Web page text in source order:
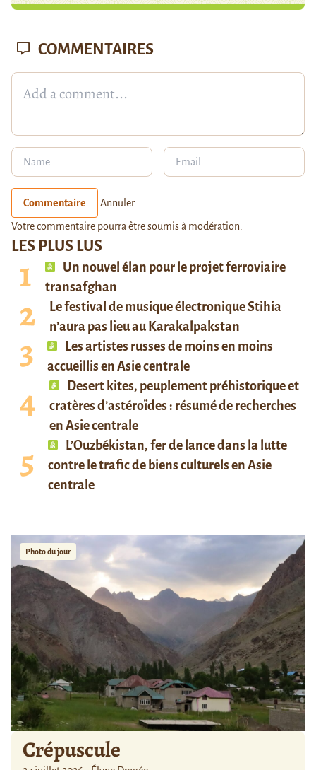
LES PLUS LUS
Un nouvel élan pour le projet ferroviaire
transafghan
Le festival de musique électronique Stihia
n’aura pas lieu au Karakalpakstan
Les artistes russes de moins en moins
accueillis en Asie centrale
Desert kites, peuplement préhistorique et
cratères d’astéroïdes : résumé de recherches
en Asie centrale
L’Ouzbékistan, fer de lance dans la lutte
contre le trafic de biens culturels en Asie
centrale
Photo du jour
Crépuscule
COMMENTAIRES
Commentaire Annuler
Votre commentaire pourra être soumis à modération.